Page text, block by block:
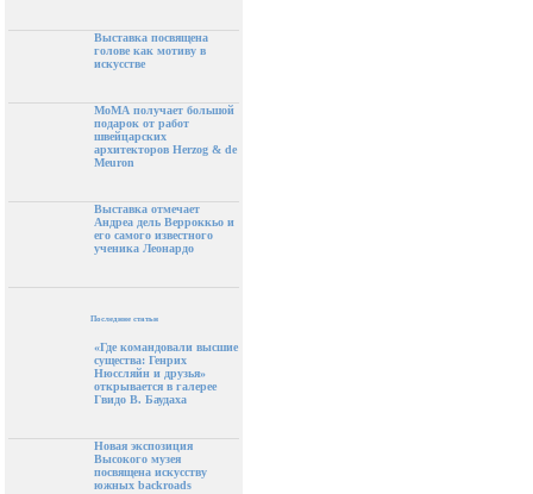
Выставка посвящена
голове как мотиву в
искусстве
МоМА получает большой
подарок от работ
швейцарских
архитекторов Herzog & de
Meuron
Выставка отмечает
Андреа дель Верроккьо и
его самого известного
ученика Леонардо
Последние статьи
«Где командовали высшие
существа: Генрих
Нюссляйн и друзья»
открывается в галерее
Гвидо В. Баудаха
Новая экспозиция
Высокого музея
посвящена искусству
южных backroads